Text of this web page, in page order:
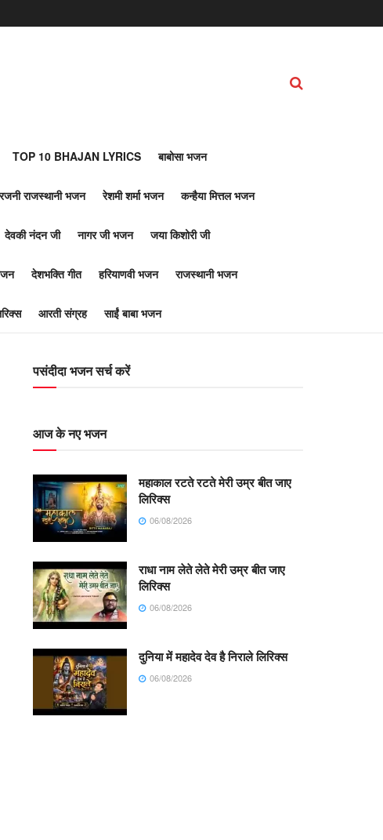
TOP 10 BHAJAN LYRICS बाबोसा भजन
रजनी राजस्थानी भजन रेशमी शर्मा भजन कन्हैया मित्तल भजन
देवकी नंदन जी नागर जी भजन जया किशोरी जी
देशभक्ति गीत हरियाणवी भजन राजस्थानी भजन
आरती संग्रह साईं बाबा भजन
पसंदीदा भजन सर्च करें
आज के नए भजन
महाकाल रटते रटते मेरी उम्र बीत जाए
लिरिक्स
06/08/2026
राधा नाम लेते लेते मेरी उम्र बीत जाए
लिरिक्स
06/08/2026
दुनिया में महादेव देव है निराले लिरिक्स
06/08/2026